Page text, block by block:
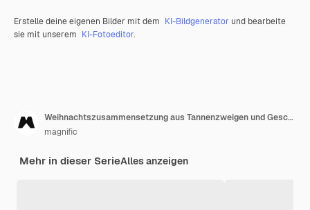
Erstelle deine eigenen Bilder mit dem KI-Bildgenerator und bearbeite
sie mit unserem KI-Fotoeditor.
Weihnachtszusammensetzung aus Tannenzweigen und Geschenken
magnific
Mehr in dieser SerieAlles anzeigen